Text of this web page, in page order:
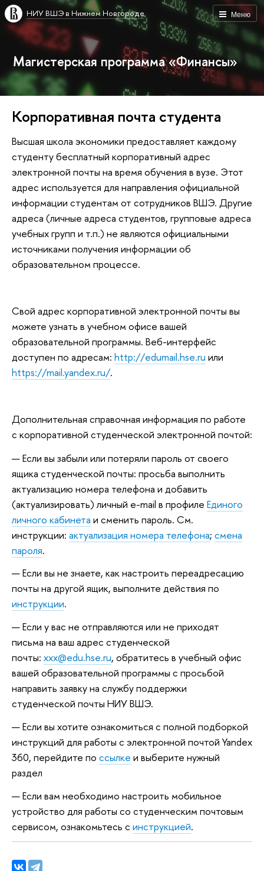
Меню
НИУ ВШЭ в Нижнем Новгороде
Магистерская программа «Финансы»
Корпоративная почта студента
Высшая школа экономики предоставляет каждому
студенту бесплатный корпоративный адрес
электронной почты на время обучения в вузе. Этот
адрес используется для направления официальной
информации студентам от сотрудников ВШЭ. Другие
адреса (личные адреса студентов, групповые адреса
учебных групп и т.п.) не являются официальными
источниками получения информации об
образовательном процессе.
Свой адрес корпоративной электронной почты вы
можете узнать в учебном офисе вашей
образовательной программы. Веб-интерфейс
доступен по адресам: http://edumail.hse.ru или
https://mail.yandex.ru/.
Дополнительная справочная информация по работе
с корпоративной студенческой электронной почтой:
Если вы забыли или потеряли пароль от своего
ящика студенческой почты: просьба выполнить
актуализацию номера телефона и добавить
(актуализировать) личный e-mail в профиле Единого
личного кабинета и сменить пароль. См.
инструкции: актуализация номера телефона; смена
пароля.
Если вы не знаете, как настроить переадресацию
почты на другой ящик, выполните действия по
инструкции.
Если у вас не отправляются или не приходят
письма на ваш адрес студенческой
почты: xxx@edu.hse.ru, обратитесь в учебный офис
вашей образовательной программы с просьбой
направить заявку на службу поддержки
студенческой почты НИУ ВШЭ.
Если вы хотите ознакомиться с полной подборкой
инструкций для работы с электронной почтой Yandex
360, перейдите по ссылке и выберите нужный
раздел
Если вам необходимо настроить мобильное
устройство для работы со студенческим почтовым
сервисом, ознакомьтесь с инструкцией.